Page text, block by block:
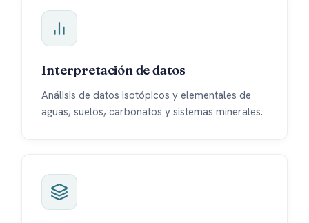
Interpretación de datos
Análisis de datos isotópicos y elementales de
aguas, suelos, carbonatos y sistemas minerales.